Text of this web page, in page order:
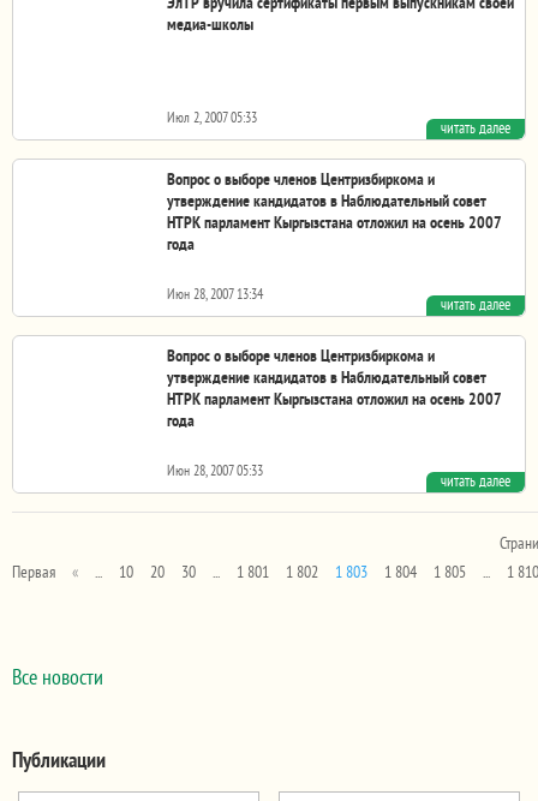
сертификаты...
ЭлТР вручила сертификаты первым выпускникам своей
медиа-школы
Июл 2, 2007 05:33
Общественная телерадиокомпания Кыргызской
Республики «ЭлТР» (ОТРК КР «ЭлТР») вручила
сертификаты...
читать далее
Вопрос о выборе членов Центризбиркома и
утверждение кандидатов в Наблюдательный совет
НТРК парламент Кыргызстана отложил на осень 2007
года
Июн 28, 2007 13:34
Ранее предполагалось, что членов ЦИК Жогорку Кенеш КР
утвердит сегодня, но так как через неделю...
читать далее
Вопрос о выборе членов Центризбиркома и
утверждение кандидатов в Наблюдательный совет
НТРК парламент Кыргызстана отложил на осень 2007
года
Июн 28, 2007 05:33
Ранее предполагалось, что членов ЦИК Жогорку Кенеш КР
утвердит сегодня, но так как через неделю...
читать далее
Первая
« ... 10 20 30 ... 1 801 1 802 1 803 1 804 1 805 ... 1 810
Все новости
Публикации